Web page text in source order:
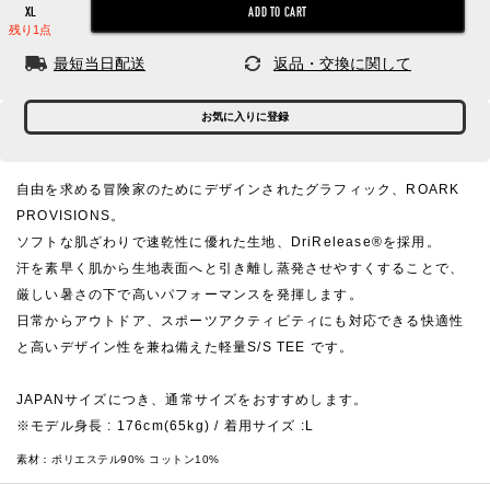
XL
残り1点
最短当日配送 返品・交換に関して
お気に入りに登録
自由を求める冒険家のためにデザインされたグラフィック、ROARK
PROVISIONS。
ソフトな肌ざわりで速乾性に優れた生地、DriRelease®を採用。
汗を素早く肌から生地表面へと引き離し蒸発させやすくすることで、
厳しい暑さの下で高いパフォーマンスを発揮します。
日常からアウトドア、スポーツアクティビティにも対応できる快適性
と高いデザイン性を兼ね備えた軽量S/S TEE です。
JAPANサイズにつき、通常サイズをおすすめします。
※モデル身長 : 176cm(65kg) / 着用サイズ :L
素材： ポリエステル90% コットン10%